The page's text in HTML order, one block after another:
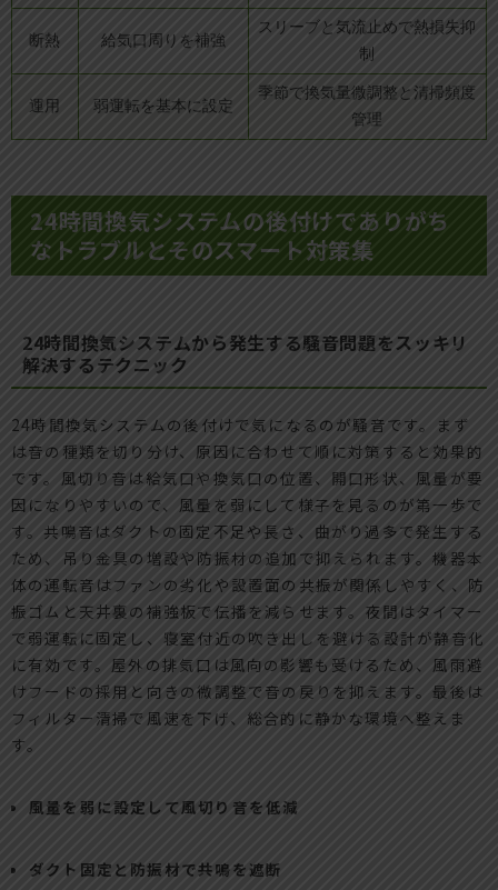
断熱 給気口周りを補強
スリーブと気流止めで熱損失抑
制
運用 弱運転を基本に設定
季節で換気量微調整と清掃頻度
管理
24時間換気システムの後付けでありがち
なトラブルとそのスマート対策集
24時間換気システムから発生する騒音問題をスッキリ
解決するテクニック
24時間換気システムの後付けで気になるのが騒音です。まず
は音の種類を切り分け、原因に合わせて順に対策すると効果的
です。風切り音は給気口や換気口の位置、開口形状、風量が要
因になりやすいので、風量を弱にして様子を見るのが第一歩で
す。共鳴音はダクトの固定不足や長さ、曲がり過多で発生する
ため、吊り金具の増設や防振材の追加で抑えられます。機器本
体の運転音はファンの劣化や設置面の共振が関係しやすく、防
振ゴムと天井裏の補強板で伝播を減らせます。夜間はタイマー
で弱運転に固定し、寝室付近の吹き出しを避ける設計が静音化
に有効です。屋外の排気口は風向の影響も受けるため、風雨避
けフードの採用と向きの微調整で音の戻りを抑えます。最後は
フィルター清掃で風速を下げ、総合的に静かな環境へ整えま
す。
風量を弱に設定して風切り音を低減
ダクト固定と防振材で共鳴を遮断